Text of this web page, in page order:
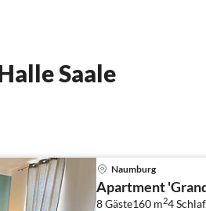
Saale
Naumburg
Apartment
8 Gäste160 m24